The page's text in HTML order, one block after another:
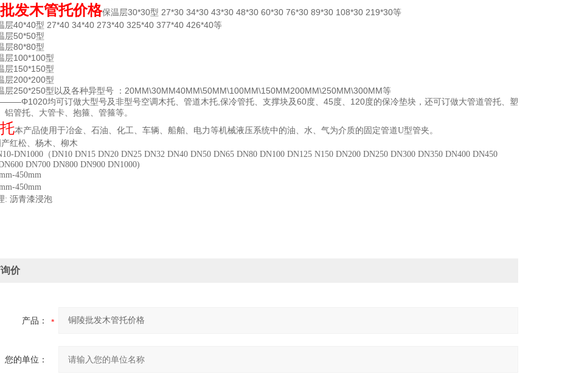
发木管托价格保温层30*30型 27*30 34*30 43*30 48*30 60*30 76*30 89*30 108*30 219*30等
层40*40型 27*40 34*40 273*40 325*40 377*40 426*40等
层50*50型
层80*80型
层100*100型
层150*150型
层200*200型
层250*250型以及各种异型号 ：20MM\30MM40MM\50MM\100MM\150MM200MM\250MM\300MM等
均可订做大型号及非型号空调木托、管道木托,保冷管托、支撑块及60度、45度、120度的保冷垫块，还可订做大管道管托、塑
铝管托、大管卡、抱箍、管箍等。
本产品使用于冶金、石油、化工、车辆、船舶、电力等机械液压系统中的油、水、气为介质的固定管道U型管夹。
红松、杨木、柳木
DN1000（DN10 DN15 DN20 DN25 DN32 DN40 DN50 DN65 DN80 DN100 DN125 N150 DN200 DN250 DN300 DN350 DN400 DN450
DN700 DN800 DN900 DN1000)
450mm
450mm
: 沥青漆浸泡
价
产品：
您的单位：